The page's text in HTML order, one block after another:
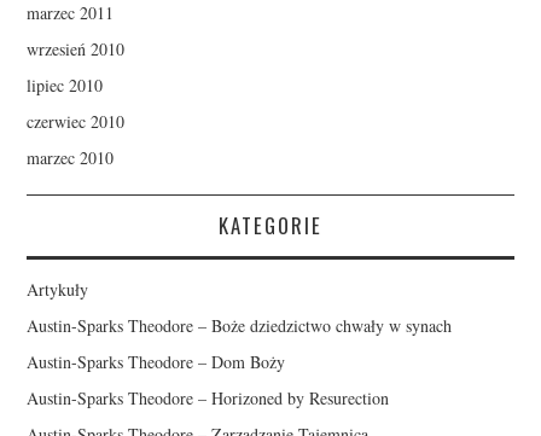
marzec 2011
wrzesień 2010
lipiec 2010
czerwiec 2010
marzec 2010
KATEGORIE
Artykuły
Austin-Sparks Theodore – Boże dziedzictwo chwały w synach
Austin-Sparks Theodore – Dom Boży
Austin-Sparks Theodore – Horizoned by Resurection